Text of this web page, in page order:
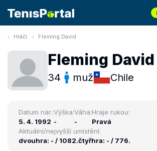
Hráči Fleming David
Fleming David
34 muž Chile
Datum nar.:
5. 4. 1992
Výška:
-
Váha:
-
Hraje rukou:
Pravá
Aktuální/nejvyšší umístění:
dvouhra: - / 1082.čtyřhra: - / 776.